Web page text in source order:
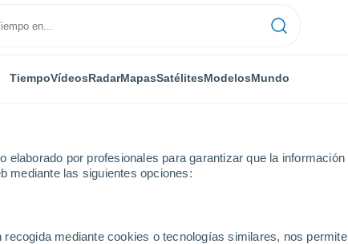
por profesionales para garantizar que la información
mediante las siguientes opciones:
mediante cookies o tecnologías similares, nos permite
TiempoVídeosRadarMapasSatélitesModelosMundo